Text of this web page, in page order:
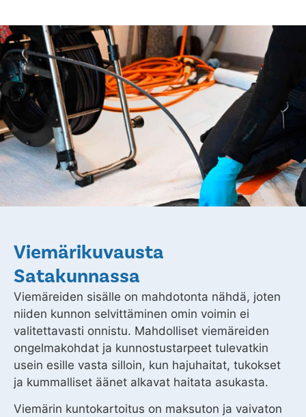
Viemärikuvausta
Satakunnassa
Viemäreiden sisälle on mahdotonta nähdä, joten
niiden kunnon selvittäminen omin voimin ei
valitettavasti onnistu. Mahdolliset viemäreiden
ongelmakohdat ja kunnostustarpeet tulevatkin
usein esille vasta silloin, kun hajuhaitat, tukokset
ja kummalliset äänet alkavat haitata asukasta.
Viemärin kuntokartoitus on maksuton ja vaivaton